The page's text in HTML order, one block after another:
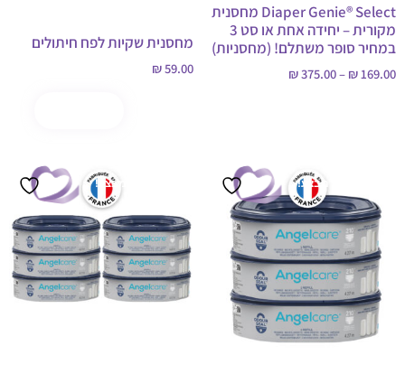
Diaper Genie® Select מחסנית
מקורית – יחידה אחת או סט 3
במחיר סופר משתלם! (מחסניות)
₪169.00
–
₪375.00
מחסנית שקיות לפח חיתולים
₪59.00
מבצע! מבצע!